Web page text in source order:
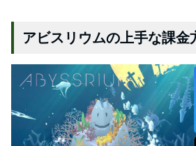
アビスリウムの上手な課金